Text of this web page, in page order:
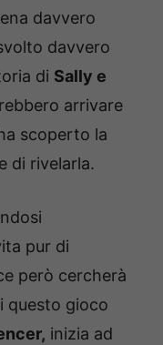
davvero
davvero
di Sally e
arrivare
scoperto la
di rivelarla.
pur di
però cercherà
questo gioco
inizia ad